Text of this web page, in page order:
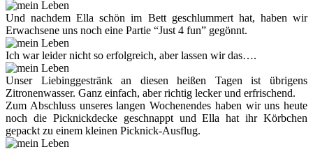
Und nachdem Ella schön im Bett geschlummert hat, haben wir
Erwachsene uns noch eine Partie “Just 4 fun” gegönnt.
Ich war leider nicht so erfolgreich, aber lassen wir das….
Unser Liebinggestränk an diesen heißen Tagen ist übrigens
Zitronenwasser. Ganz einfach, aber richtig lecker und erfrischend.
Zum Abschluss unseres langen Wochenendes haben wir uns heute
noch die Picknickdecke geschnappt und Ella hat ihr Körbchen
gepackt zu einem kleinen Picknick-Ausflug.